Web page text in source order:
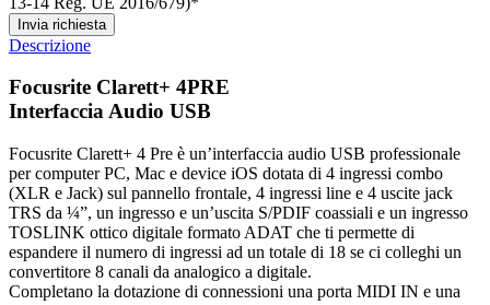
Invia richiesta
Descrizione
Focusrite Clarett+ 4PRE
Interfaccia Audio USB
Focusrite Clarett+ 4 Pre è un’interfaccia audio USB professionale
per computer PC, Mac e device iOS dotata di 4 ingressi combo
(XLR e Jack) sul pannello frontale, 4 ingressi line e 4 uscite jack
TRS da ¼”, un ingresso e un’uscita S/PDIF coassiali e un ingresso
TOSLINK ottico digitale formato ADAT che ti permette di
espandere il numero di ingressi ad un totale di 18 se ci colleghi un
convertitore 8 canali da analogico a digitale.
Completano la dotazione di connessioni una porta MIDI IN e una